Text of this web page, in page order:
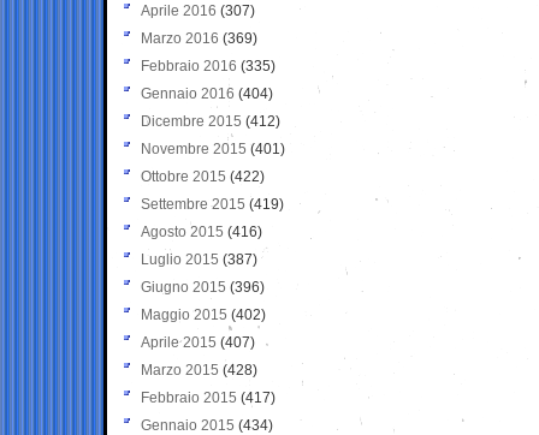
Aprile 2016 (307)
Marzo 2016 (369)
Febbraio 2016 (335)
Gennaio 2016 (404)
Dicembre 2015 (412)
Novembre 2015 (401)
Ottobre 2015 (422)
Settembre 2015 (419)
Agosto 2015 (416)
Luglio 2015 (387)
Giugno 2015 (396)
Maggio 2015 (402)
Aprile 2015 (407)
Marzo 2015 (428)
Febbraio 2015 (417)
Gennaio 2015 (434)